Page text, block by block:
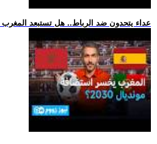
.. عداء يتحدون ضد الرباط.. هل تستبعد